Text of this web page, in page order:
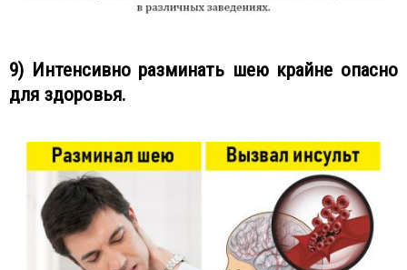
9) Интенсивно разминать шею крайне опасно
для здоровья.